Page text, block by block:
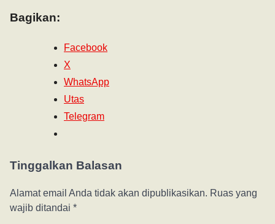
Bagikan:
Facebook
X
WhatsApp
Utas
Telegram
Tinggalkan Balasan
Alamat email Anda tidak akan dipublikasikan. Ruas yang
wajib ditandai *